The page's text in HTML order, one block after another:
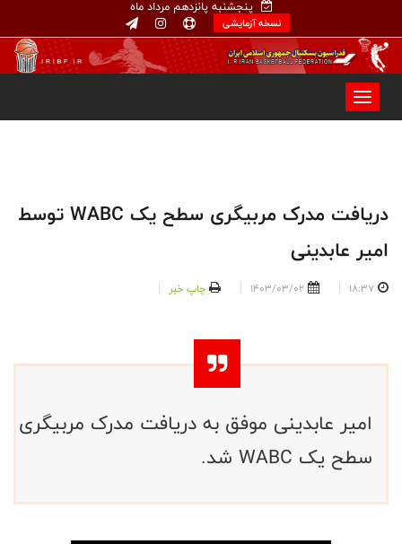
پنجشنبه پانزدهم مرداد ماه
نسخه آزمایشی
دریافت مدرک مربیگری سطح یک WABC توسط
امیر عابدینی
18:37
1403/03/02 چاپ خبر
امیر عابدینی موفق به دریافت مدرک مربیگری
سطح یک WABC شد.